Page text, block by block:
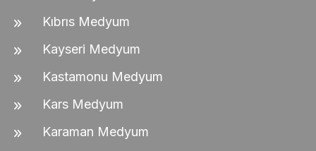
Kıbrıs Medyum
Kayseri Medyum
Kastamonu Medyum
Kars Medyum
Karaman Medyum